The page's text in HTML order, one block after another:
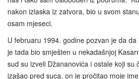
nakon izlaska iz zatvora, bio u svom
osam mjeseci.
U februaru 1994. godine pozvan je da
je tada bio smješten u nekadašnjoj
sud su izveli Džananovića i ostale koji su
izašao pred suca, on je pročitao moje